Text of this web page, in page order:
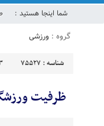
شما اینجا هستید :
گروه : ورزشی
شناسه : 75527
23
ظرفیت